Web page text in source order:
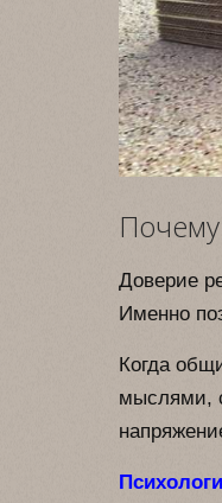
Доверие
Именно
Когда
мыслями,